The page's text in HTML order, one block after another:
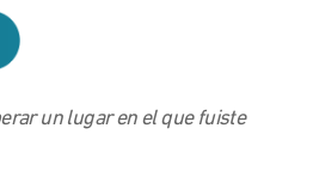
un lugar en el que fuiste